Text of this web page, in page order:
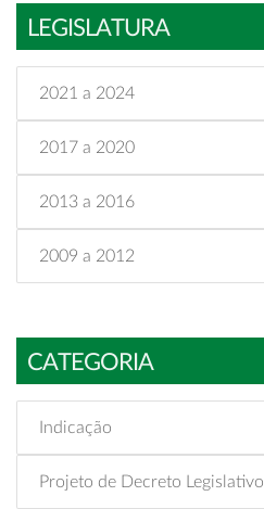
LEGISLATURA
2021 a 2024
2017 a 2020
2013 a 2016
2009 a 2012
CATEGORIA
Indicação
Projeto de Decreto Legislativo